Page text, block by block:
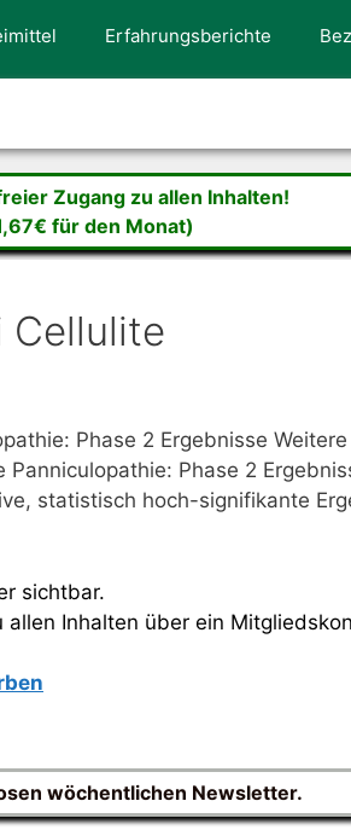
Erfahrungsberichte
Zugang zu allen Inhalten!
für den Monat)
Cellulite
Phase 2 Ergebnisse
Phase 2
statistisch hoch-signifikante
sichtbar.
Inhalten über ein
wöchentlichen Newsletter.